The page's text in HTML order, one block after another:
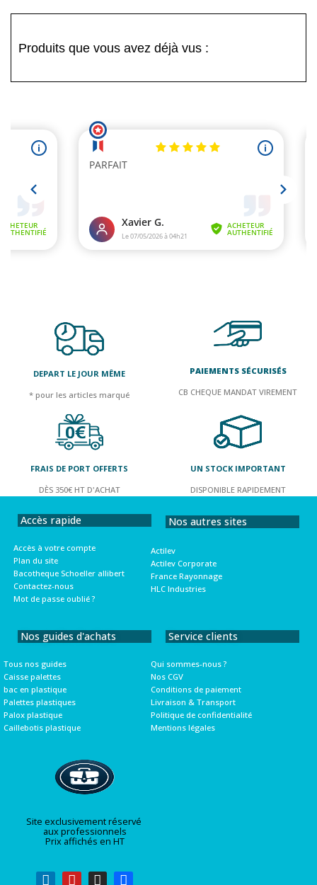
Produits que vous avez déjà vus :
DEPART LE JOUR MÊME
* pour les articles marqué
PAIEMENTS SÉCURISÉS
CB CHEQUE MANDAT VIREMENT
FRAIS DE PORT OFFERTS
DÈS 350€ HT D'ACHAT
UN STOCK IMPORTANT
DISPONIBLE RAPIDEMENT
Accès rapide
Accès à votre compte
Plan du site
Bacotheque Schoeller allibert
Contactez-nous
Mot de passe oublié ?
Nos autres sites
Actilev
Actilev Corporate
France Rayonnage
HLC Industries
Nos guides d'achats
Tous nos guides
Caisse palettes
bac en plastique
Palettes plastiques
Palox plastique
Caillebotis plastique
Service clients
Qui sommes-nous ?
Nos CGV
Conditions de paiement
Livraison & Transport
Politique de confidentialité
Mentions légales
Site exclusivement réservé
aux professionnels
Prix affichés en HT